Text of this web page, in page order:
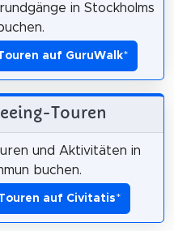
in Stockholms
auf GuruWalk*
Touren
und Aktivitäten in
buchen.
auf Civitatis*